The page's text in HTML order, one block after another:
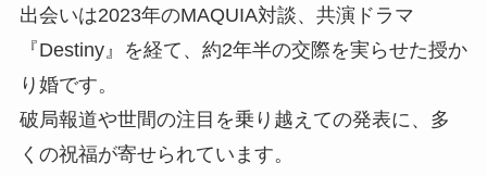
出会いは2023年のMAQUIA対談、共演ドラマ
『Destiny』を経て、約2年半の交際を実らせた授か
り婚です。
破局報道や世間の注目を乗り越えての発表に、多
くの祝福が寄せられています。